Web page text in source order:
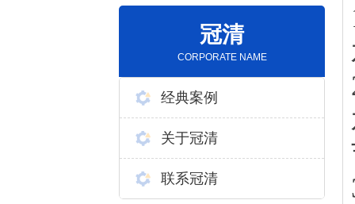
冠清
CORPORATE NAME
经典案例
关于冠清
联系冠清